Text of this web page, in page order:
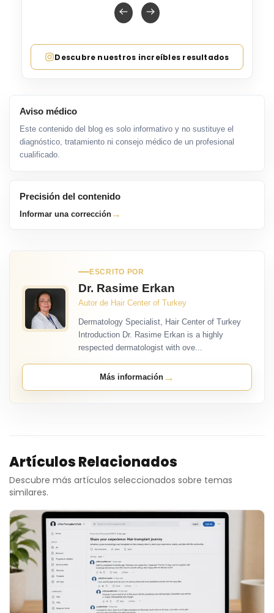
Descubre nuestros increíbles resultados
Aviso médico
Este contenido del blog es solo informativo y no sustituye el
diagnóstico, tratamiento ni consejo médico de un profesional
cualificado.
Precisión del contenido
Informar una corrección →
ESCRITO POR
Dr. Rasime Erkan
Autor de Hair Center of Turkey
Dermatology Specialist, Hair Center of Turkey
Introduction Dr. Rasime Erkan is a highly
respected dermatologist with ove...
Más información →
Artículos Relacionados
Descubre más artículos seleccionados sobre temas
similares.